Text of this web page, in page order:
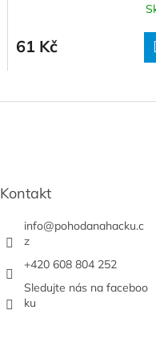
61 Kč
Kontakt
info@pohodanahacku.c
z
+420 608 804 252
Sledujte nás na faceboo
ku